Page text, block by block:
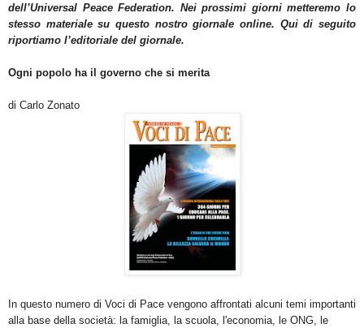
dell’Universal Peace Federation. Nei prossimi giorni metteremo lo
stesso materiale su questo nostro giornale online. Qui di seguito
riportiamo l’editoriale del giornale.
Ogni popolo ha il governo che si merita
di Carlo Zonato
In questo numero di Voci di Pace vengono affrontati alcuni temi importanti
alla base della società: la famiglia, la scuola, l'economia, le ONG, le